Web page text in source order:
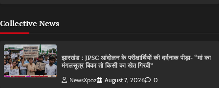
Collective News
झारखंड : JPSC आंदोलन के परीक्षार्थियों की दर्दनाक पीड़ा- “मां का
मंगलसूत्र बिका तो किसी का खेत गिरवी”
NewsXpoz August 7, 2026 0